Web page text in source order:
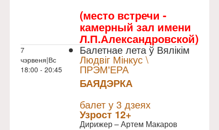
(место встречи -
камерный зал имени
Л.П.Александровской)
7
чэрвеня|Вс
18:00 - 20:45
Балетнае лета ў Вялікім
Людвіг Мінкус \
ПРЭМ'ЕРА
БАЯДЭРКА
балет у 3 дзеях
Узрoст 12+
Дирижер – Артем Макаров